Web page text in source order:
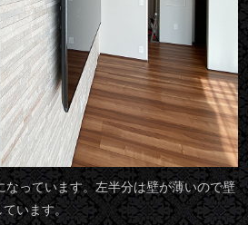
なっています。左半分は壁が薄いので壁
ています。